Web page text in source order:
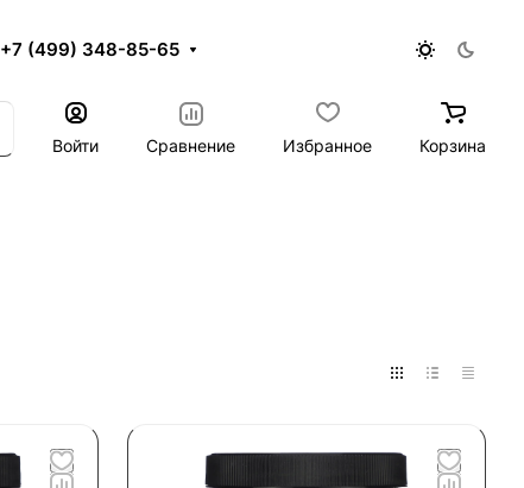
+7 (499) 348-85-65
Войти
Сравнение Избранное Корзина